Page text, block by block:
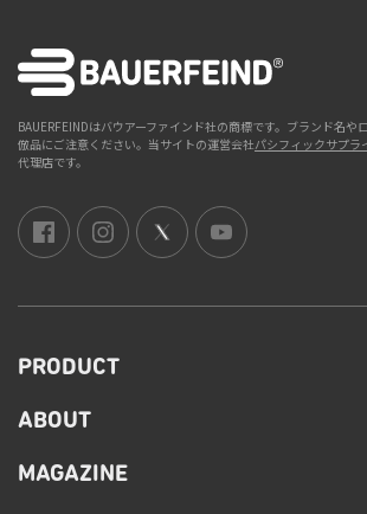
BAUERFEINDはバウアーファインド社の商標です。ブランド名や
倣品にご注意ください。当サイトの運営会社パシフィックサプラ
代理店です。
PRODUCT
ABOUT
MAGAZINE